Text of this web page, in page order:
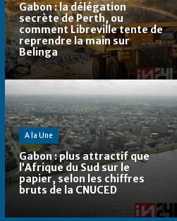
Gabon : la délégation
secrète de Perth, ou
comment Libreville tente de
reprendre la main sur
Belinga
A la Une
Gabon : plus attractif que
l’Afrique du Sud sur le
papier, selon les chiffres
bruts de la CNUCED